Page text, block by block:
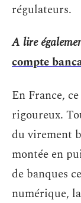
régulateurs.
A lire
compte
En France,
rigoureux.
du virement
montée en
de banques
numérique,